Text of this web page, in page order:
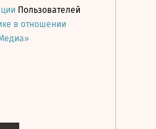
Пользователей
в отношении